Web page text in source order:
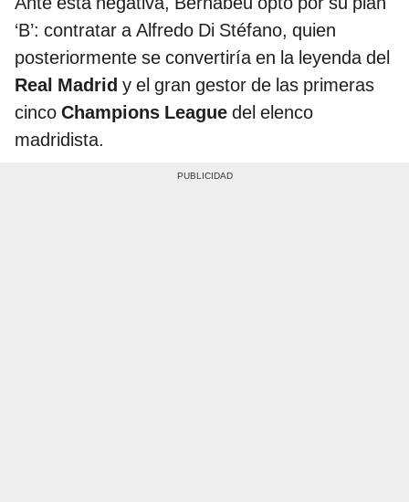
‘B’: contratar a Alfredo Di Stéfano, quien
posteriormente se convertiría en la leyenda del
Real Madrid y el gran gestor de las primeras
cinco Champions League del elenco
madridista.